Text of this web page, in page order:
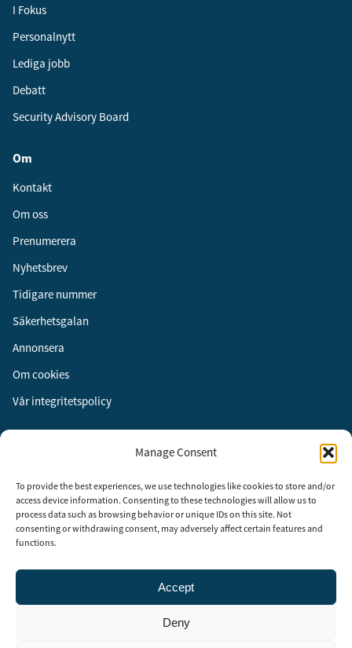
Manage Consent
To provide the best experiences, we use technologies like cookies to store and/or
access device information. Consenting to these technologies will allow us to
process data such as browsing behavior or unique IDs on this site. Not
consenting or withdrawing consent, may adversely affect certain features and
functions.
Accept
Deny
I Fokus
Personalnytt
Lediga jobb
Debatt
Security Advisory Board
Om
Kontakt
Om oss
Prenumerera
Nyhetsbrev
Tidigare nummer
Säkerhetsgalan
Annonsera
Om cookies
Vår integritetspolicy
Instagram
LinkedIn
Säkerhet år 2003 för att stimulera, utveckla och informera om